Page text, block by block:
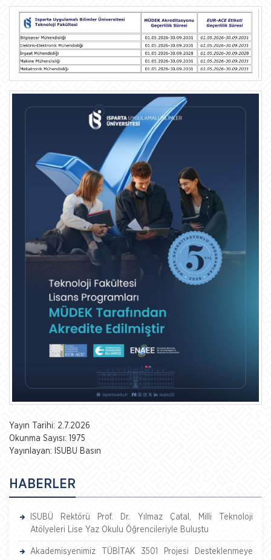
Yayın Tarihi: 2.7.2026
Okunma Sayısı: 1975
Yayınlayan: ISUBU Basın
HABERLER
ISUBÜ Rektörü Prof. Dr. Yılmaz Çatal, Milli Teknoloji
Atölyeleri Lise Yaz Okulu Öğrencileriyle Buluştu
Akademisyenimiz TÜBİTAK 3501 Projesi Desteklenmeye